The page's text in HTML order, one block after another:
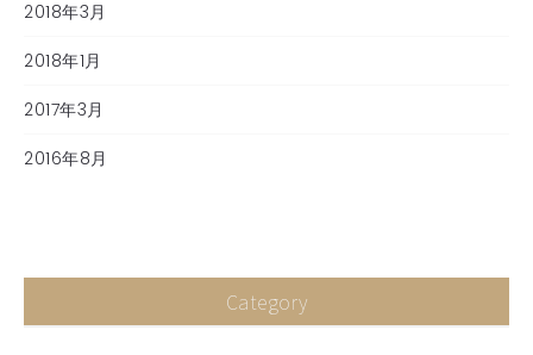
2018年3月
2018年1月
2017年3月
2016年8月
Category